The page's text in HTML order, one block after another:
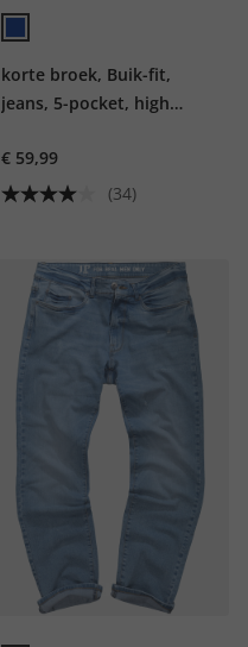
korte broek, Buik-fit,
jeans, 5-pocket, high
€ 59,99
(34)